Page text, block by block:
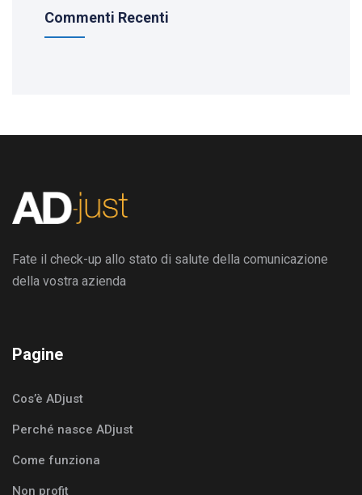
Commenti Recenti
Fate il check-up allo stato di salute della comunicazione
della vostra azienda
Pagine
Cos’è ADjust
Perché nasce ADjust
Come funziona
Non profit